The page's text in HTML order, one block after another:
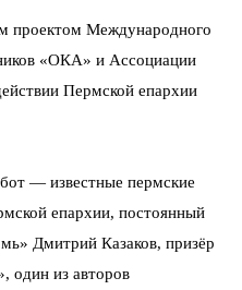
проектом Международного
«ОКА» и Ассоциации
Пермской епархии
— известные пермские
епархии, постоянный
Дмитрий Казаков, призёр
один из авторов